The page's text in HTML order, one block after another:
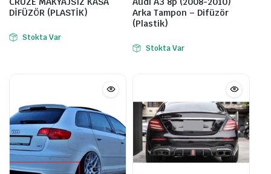
DİFÜZÖR (PLASTİK)
Stokta Var
Arka Tampon – Difüzör
(Plastik)
Stokta Var